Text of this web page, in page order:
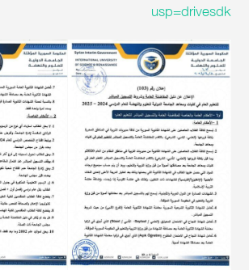
usp=drivesdk